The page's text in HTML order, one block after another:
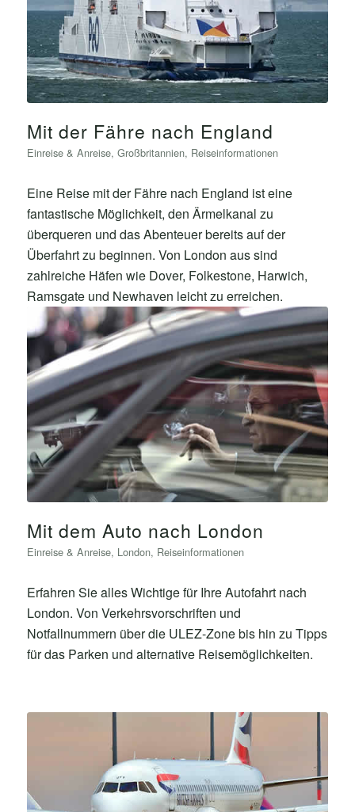
Mit der Fähre nach England
Einreise & Anreise, Großbritannien, Reiseinformationen
Eine Reise mit der Fähre nach England ist eine
fantastische Möglichkeit, den Ärmelkanal zu
überqueren und das Abenteuer bereits auf der
Überfahrt zu beginnen. Von London aus sind
zahlreiche Häfen wie Dover, Folkestone, Harwich,
Ramsgate und Newhaven leicht zu erreichen.
Mit dem Auto nach London
Einreise & Anreise, London, Reiseinformationen
Erfahren Sie alles Wichtige für Ihre Autofahrt nach
London. Von Verkehrsvorschriften und
Notfallnummern über die ULEZ-Zone bis hin zu Tipps
für das Parken und alternative Reisemöglichkeiten.